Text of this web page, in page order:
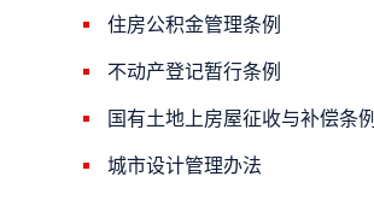
住房公积金管理条例
不动产登记暂行条例
国有土地上房屋征收与补偿条例
城市设计管理办法